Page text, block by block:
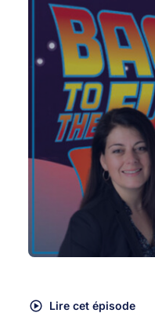
Lire cet épisode